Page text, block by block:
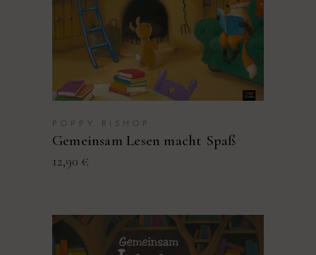
POPPY BISHOP
Gemeinsam Lesen macht Spaß
12,90 €